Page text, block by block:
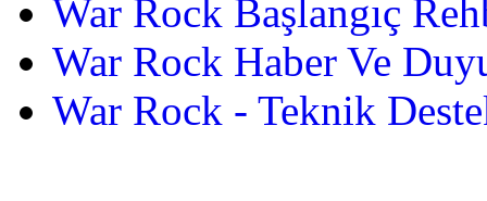
War Rock Başlangıç
War Rock Haber Ve
War Rock - Teknik